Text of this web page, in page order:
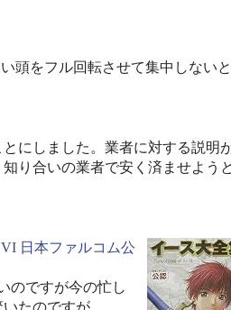
頭をフル回転させて集中しない
にしました。業者に対する説明
り合いの業者で安く済ませよう
日本ファルコム公
のですが今の忙し
たのですが